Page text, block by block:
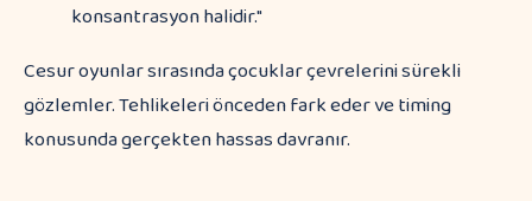
konsantrasyon halidir."
Cesur oyunlar sırasında çocuklar çevrelerini sürekli
gözlemler. Tehlikeleri önceden fark eder ve timing
konusunda gerçekten hassas davranır.